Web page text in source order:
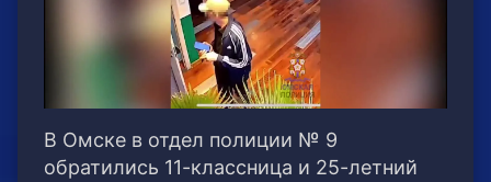
В Омске в отдел полиции № 9
обратились 11-классница и 25-летний